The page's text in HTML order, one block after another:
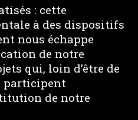
: cette
à des dispositifs
nous échappe
de notre
qui, loin d’être de
participent
de notre